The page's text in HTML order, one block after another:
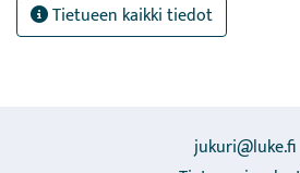
Tietueen kaikki tiedot
jukuri@luke.fi